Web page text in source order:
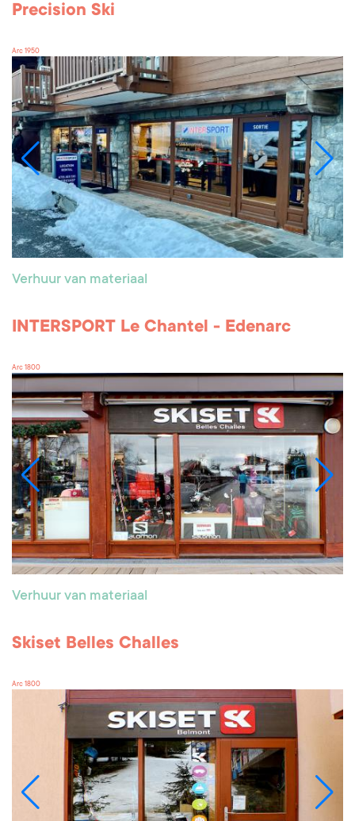
Precision Ski
Arc 1950
Verhuur van materiaal
INTERSPORT Le Chantel - Edenarc
Arc 1800
Verhuur van materiaal
Skiset Belles Challes
Arc 1800